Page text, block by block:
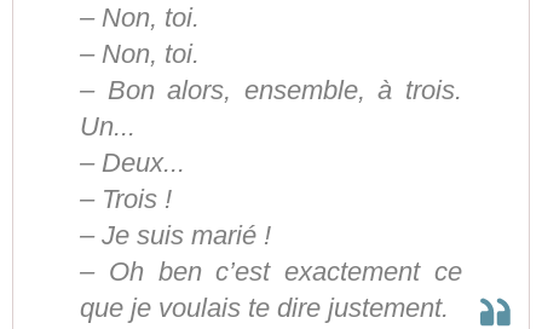
– Non, toi.
– Non, toi.
– Bon alors, ensemble, à trois.
Un...
– Deux...
– Trois !
– Je suis marié !
– Oh ben c’est exactement ce
que je voulais te dire justement.